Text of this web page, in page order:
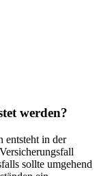
werden?
entsteht in der
sollte umgehend